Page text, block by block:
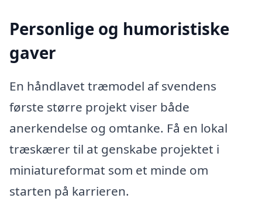
Personlige og humoristiske
gaver
En håndlavet træmodel af svendens
første større projekt viser både
anerkendelse og omtanke. Få en lokal
træskærer til at genskabe projektet i
miniatureformat som et minde om
starten på karrieren.